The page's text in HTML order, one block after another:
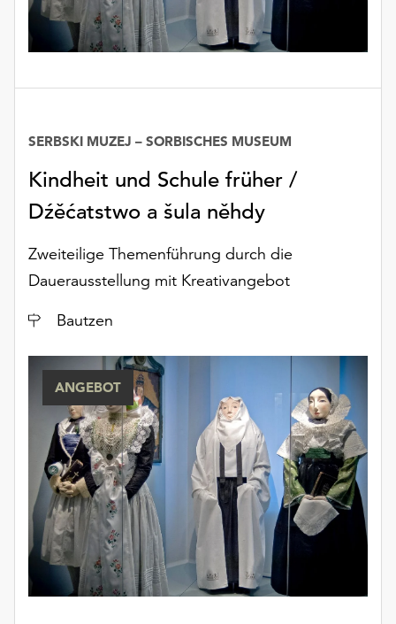
Kindheit und Schule früher /
Dźěćatstwo a šula něhdy
SERBSKI MUZEJ – SORBISCHES MUSEUM
Zweiteilige Themenführung durch die
Dauerausstellung mit Kreativangebot
Ort
Bautzen
ANGEBOT